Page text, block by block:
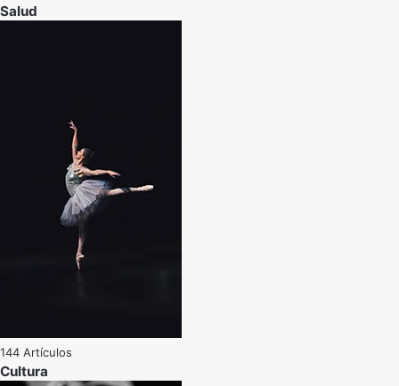
Salud
144 Artículos
Cultura